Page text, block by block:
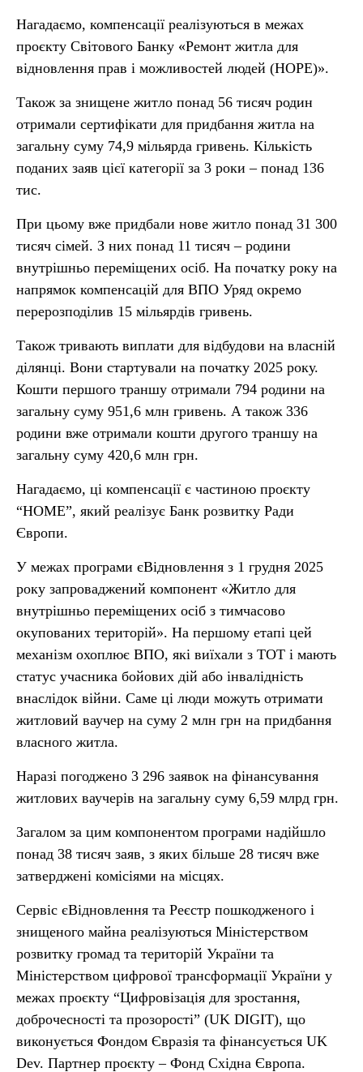
Нагадаємо, компенсації реалізуються в межах
проєкту Світового Банку «Ремонт житла для
відновлення прав і можливостей людей (HOPE)».
Також за знищене житло понад 56 тисяч родин
отримали сертифікати для придбання житла на
загальну суму 74,9 мільярда гривень. Кількість
поданих заяв цієї категорії за 3 роки – понад 136
тис.
При цьому вже придбали нове житло понад 31 300
тисяч сімей. З них понад 11 тисяч – родини
внутрішньо переміщених осіб. На початку року на
напрямок компенсацій для ВПО Уряд окремо
перерозподілив 15 мільярдів гривень.
Також тривають виплати для відбудови на власній
ділянці. Вони стартували на початку 2025 року.
Кошти першого траншу отримали 794 родини на
загальну суму 951,6 млн гривень. А також 336
родини вже отримали кошти другого траншу на
загальну суму 420,6 млн грн.
Нагадаємо, ці компенсації є частиною проєкту
“HOME”, який реалізує Банк розвитку Ради
Європи.
У межах програми єВідновлення з 1 грудня 2025
року запроваджений компонент «Житло для
внутрішньо переміщених осіб з тимчасово
окупованих територій». На першому етапі цей
механізм охоплює ВПО, які виїхали з ТОТ і мають
статус учасника бойових дій або інвалідність
внаслідок війни. Саме ці люди можуть отримати
житловий ваучер на суму 2 млн грн на придбання
власного житла.
Наразі погоджено 3 296 заявок на фінансування
житлових ваучерів на загальну суму 6,59 млрд грн.
Загалом за цим компонентом програми надійшло
понад 38 тисяч заяв, з яких більше 28 тисяч вже
затверджені комісіями на місцях.
Сервіс єВідновлення та Реєстр пошкодженого і
знищеного майна реалізуються Міністерством
розвитку громад та територій України та
Міністерством цифрової трансформації України у
межах проєкту “Цифровізація для зростання,
доброчесності та прозорості” (UK DIGIT), що
виконується Фондом Євразія та фінансується UK
Dev. Партнер проєкту – Фонд Східна Європа.